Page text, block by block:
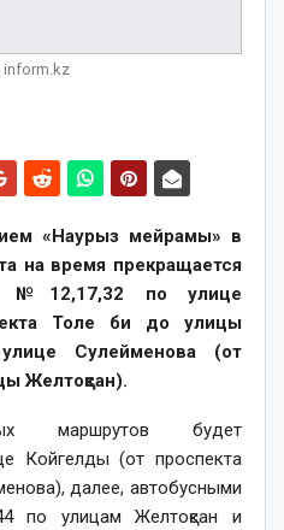
«Наурыз мейрамы» в
на время прекращается
№12,17,32 по улице
Толе би до улицы
Сулейменова (от
Желтоқсан).
маршрутов будет
Койгелды (от проспекта
далее, автобусными
по улицам Желтоқсан и